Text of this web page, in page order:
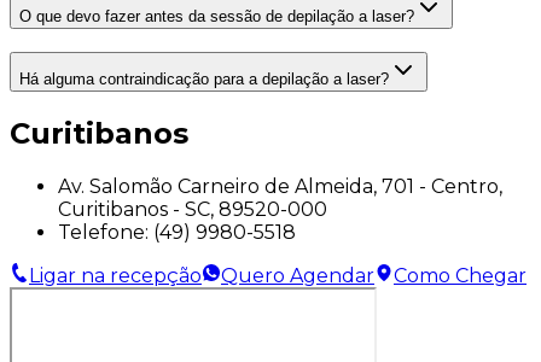
O que devo fazer antes da sessão de depilação a laser?
Há alguma contraindicação para a depilação a laser?
Curitibanos
Av. Salomão Carneiro de Almeida, 701 - Centro,
Curitibanos - SC, 89520-000
Telefone: (49) 9980-5518
Ligar na recepção
Quero Agendar Como Chegar